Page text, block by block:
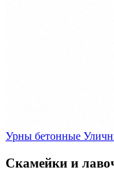
Урны бетонные
Скамейки и